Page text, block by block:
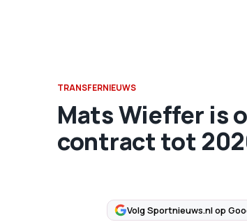
TRANSFERNIEUWS
Mats Wieffer is
contract tot
Volg Sportnieuws.nl op